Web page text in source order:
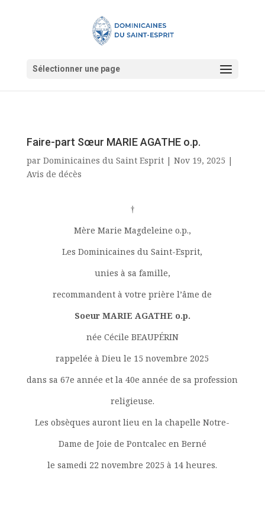
Sélectionner une page
Faire-part Sœur MARIE AGATHE o.p.
par Dominicaines du Saint Esprit| Nov 19, 2025 |
Avis de décès
†
Mère Marie Magdeleine o.p.,
Les Dominicaines du Saint-Esprit,
unies à sa famille,
recommandent à votre prière l’âme de
Soeur MARIE AGATHE o.p.
née Cécile BEAUPÉRIN
rappelée à Dieu le 15 novembre 2025
dans sa 67e année et la 40e année de sa profession
religieuse.
Les obsèques auront lieu en la chapelle Notre-
Dame de Joie de Pontcalec en Berné
le samedi 22 novembre 2025 à 14 heures.